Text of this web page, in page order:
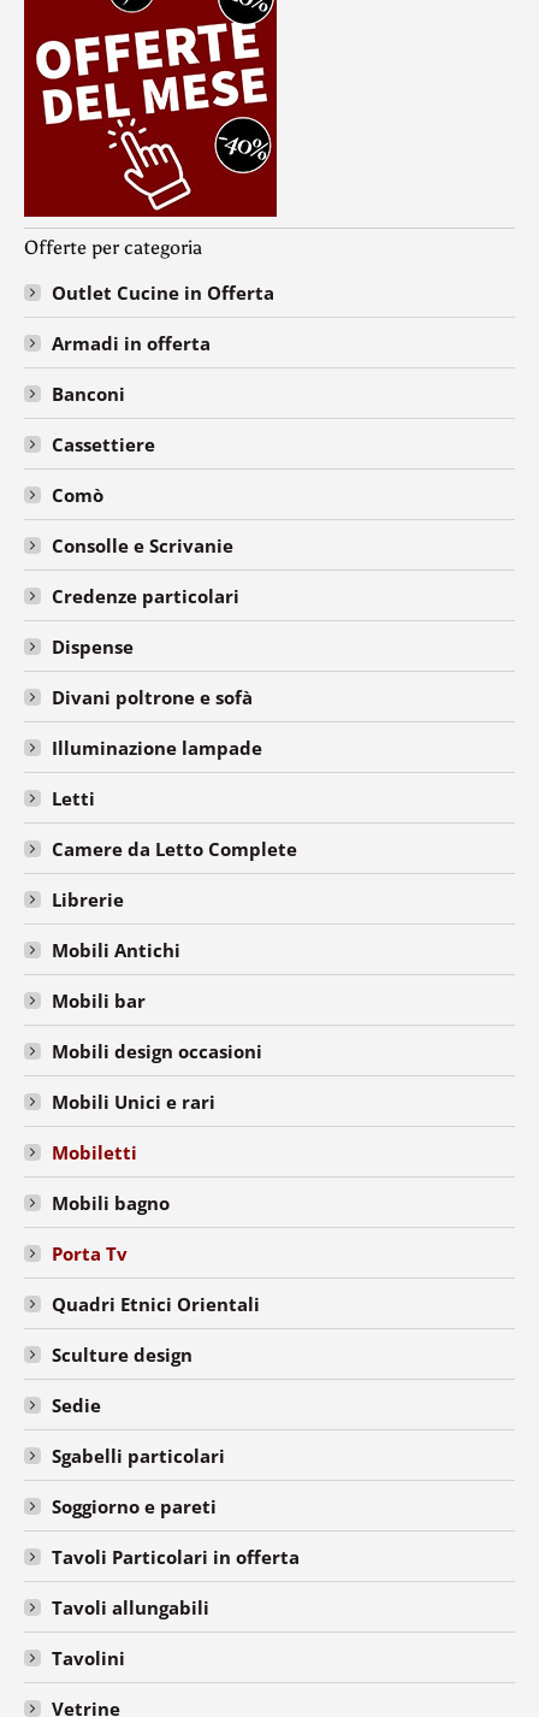
Offerte per categoria
Outlet Cucine in Offerta
Armadi in offerta
Banconi
Cassettiere
Comò
Consolle e Scrivanie
Credenze particolari
Dispense
Divani poltrone e sofà
Illuminazione lampade
Letti
Camere da Letto Complete
Librerie
Mobili Antichi
Mobili bar
Mobili design occasioni
Mobili Unici e rari
Mobiletti
Mobili bagno
Porta Tv
Quadri Etnici Orientali
Sculture design
Sedie
Sgabelli particolari
Soggiorno e pareti
Tavoli Particolari in offerta
Tavoli allungabili
Tavolini
Vetrine